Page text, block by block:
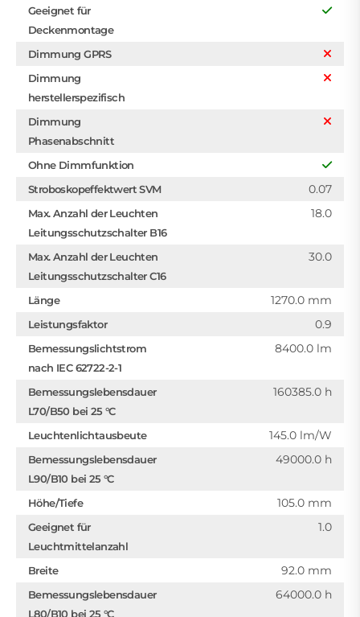
Geeignet für
Deckenmontage
Dimmung GPRS
Dimmung
herstellerspezifisch
Dimmung
Phasenabschnitt
Ohne Dimmfunktion
Stroboskopeffektwert SVM
0.07
Max. Anzahl der Leuchten
Leitungsschutzschalter B16
18.0
Max. Anzahl der Leuchten
Leitungsschutzschalter C16
30.0
Länge 1270.0 mm
Leistungsfaktor 0.9
Bemessungslichtstrom
nach IEC 62722-2-1
8400.0 lm
Bemessungslebensdauer
L70/B50 bei 25 °C
160385.0 h
Leuchtenlichtausbeute 145.0 lm/W
Bemessungslebensdauer
L90/B10 bei 25 °C
49000.0 h
Höhe/Tiefe 105.0 mm
Geeignet für
Leuchtmittelanzahl
1.0
Breite 92.0 mm
Bemessungslebensdauer
L80/B10 bei 25 °C
64000.0 h